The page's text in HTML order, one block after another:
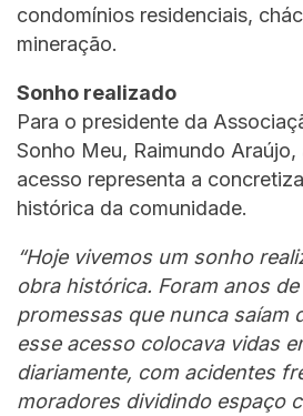
condomínios residenciais,
mineração.
Sonho realizado
Para o presidente da
Sonho Meu, Raimundo
acesso representa a
histórica da comunidade.
“Hoje vivemos um sonho
obra histórica. Foram anos
promessas que nunca saíam
esse acesso colocava vidas
diariamente, com acidentes
moradores dividindo espaço